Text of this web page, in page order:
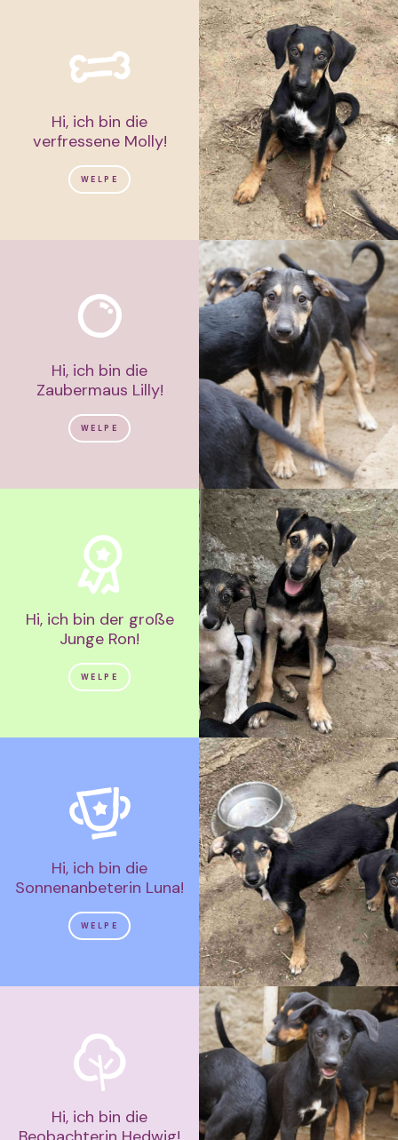
Hi, ich bin die
verfressene Molly!
WELPE
Hi, ich bin die
Zaubermaus Lilly!
WELPE
Hi, ich bin der große
Junge Ron!
WELPE
Hi, ich bin die
Sonnenanbeterin Luna!
WELPE
Hi, ich bin die